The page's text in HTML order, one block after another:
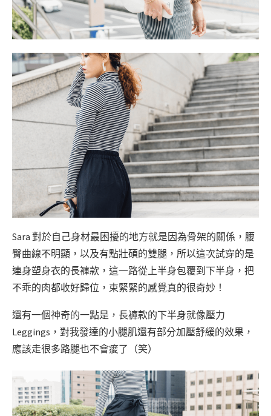
Sara 對於自己身材最困擾的地方就是因為骨架的關係，腰
臀曲線不明顯，以及有點壯碩的雙腿，所以這次試穿的是
連身塑身衣的長褲款，這一路從上半身包覆到下半身，把
不乖的肉都收好歸位，束緊緊的感覺真的很奇妙！
還有一個神奇的一點是，長褲款的下半身就像壓力
Leggings，對我發達的小腿肌還有部分加壓舒緩的效果，
應該走很多路腿也不會痠了（笑）